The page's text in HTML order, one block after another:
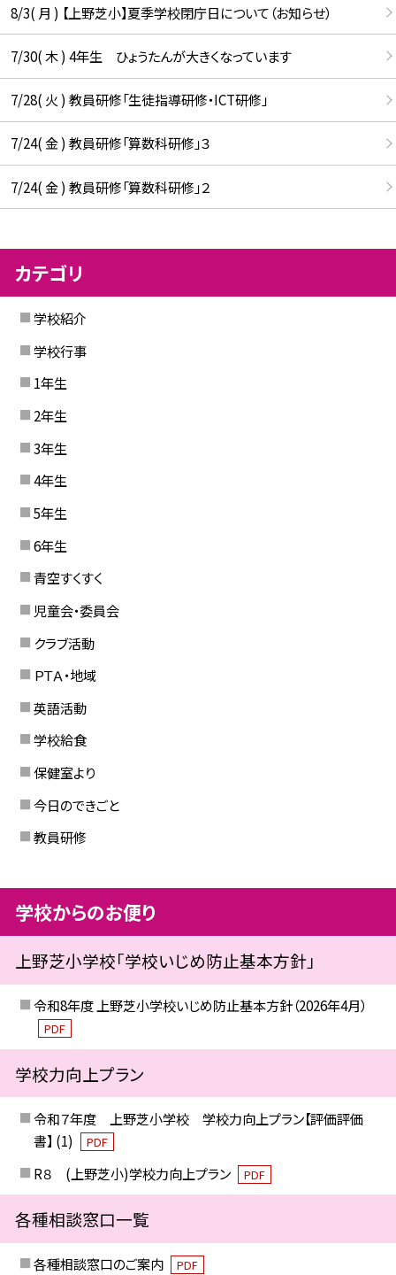
8/3( 月 ) 【上野芝小】夏季学校閉庁日について（お知らせ）
7/30( 木 ) 4年生 ひょうたんが大きくなっています
7/28( 火 ) 教員研修「生徒指導研修・ICT研修」
7/24( 金 ) 教員研修「算数科研修」３
7/24( 金 ) 教員研修「算数科研修」２
カテゴリ
学校紹介
学校行事
1年生
2年生
3年生
4年生
5年生
6年生
青空すくすく
児童会・委員会
クラブ活動
ＰＴＡ・地域
英語活動
学校給食
保健室より
今日のできごと
教員研修
学校からのお便り
上野芝小学校「学校いじめ防止基本方針」
令和8年度 上野芝小学校いじめ防止基本方針（2026年4月）
PDF
学校力向上プラン
令和７年度 上野芝小学校 学校力向上プラン【評価評価
書】 (1)
PDF
R８ (上野芝小)学校力向上プラン PDF
各種相談窓口一覧
各種相談窓口のご案内 PDF